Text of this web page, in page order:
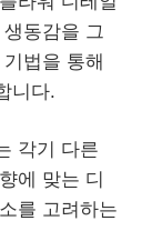
동감을 그
법을 통해
니다.
각기 다른
에 맞는 디
를 고려하는